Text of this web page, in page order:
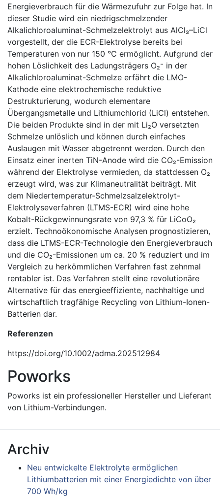
Energieverbrauch für die Wärmezufuhr zur Folge hat. In
dieser Studie wird ein niedrigschmelzender
Alkalichloroaluminat-Schmelzelektrolyt aus AlCl₃–LiCl
vorgestellt, der die ECR-Elektrolyse bereits bei
Temperaturen von nur 150 °C ermöglicht. Aufgrund der
hohen Löslichkeit des Ladungsträgers O₂⁻ in der
Alkalichloroaluminat-Schmelze erfährt die LMO-
Kathode eine elektrochemische reduktive
Destrukturierung, wodurch elementare
Übergangsmetalle und Lithiumchlorid (LiCl) entstehen.
Die beiden Produkte sind in der mit Li₂O versetzten
Schmelze unlöslich und können durch einfaches
Auslaugen mit Wasser abgetrennt werden. Durch den
Einsatz einer inerten TiN-Anode wird die CO₂-Emission
während der Elektrolyse vermieden, da stattdessen O₂
erzeugt wird, was zur Klimaneutralität beiträgt. Mit
dem Niedertemperatur-Schmelzsalzelektrolyt-
Elektrolyseverfahren (LTMS-ECR) wird eine hohe
Kobalt-Rückgewinnungsrate von 97,3 % für LiCoO₂
erzielt. Technoökonomische Analysen prognostizieren,
dass die LTMS-ECR-Technologie den Energieverbrauch
und die CO₂-Emissionen um ca. 20 % reduziert und im
Vergleich zu herkömmlichen Verfahren fast zehnmal
rentabler ist. Das Verfahren stellt eine revolutionäre
Alternative für das energieeffiziente, nachhaltige und
wirtschaftlich tragfähige Recycling von Lithium-Ionen-
Batterien dar.
Referenzen
https://doi.org/10.1002/adma.202512984
Poworks
Poworks ist ein professioneller Hersteller und Lieferant
von Lithium-Verbindungen.
Archiv
Neu entwickelte Elektrolyte ermöglichen
Lithiumbatterien mit einer Energiedichte von über
700 Wh/kg